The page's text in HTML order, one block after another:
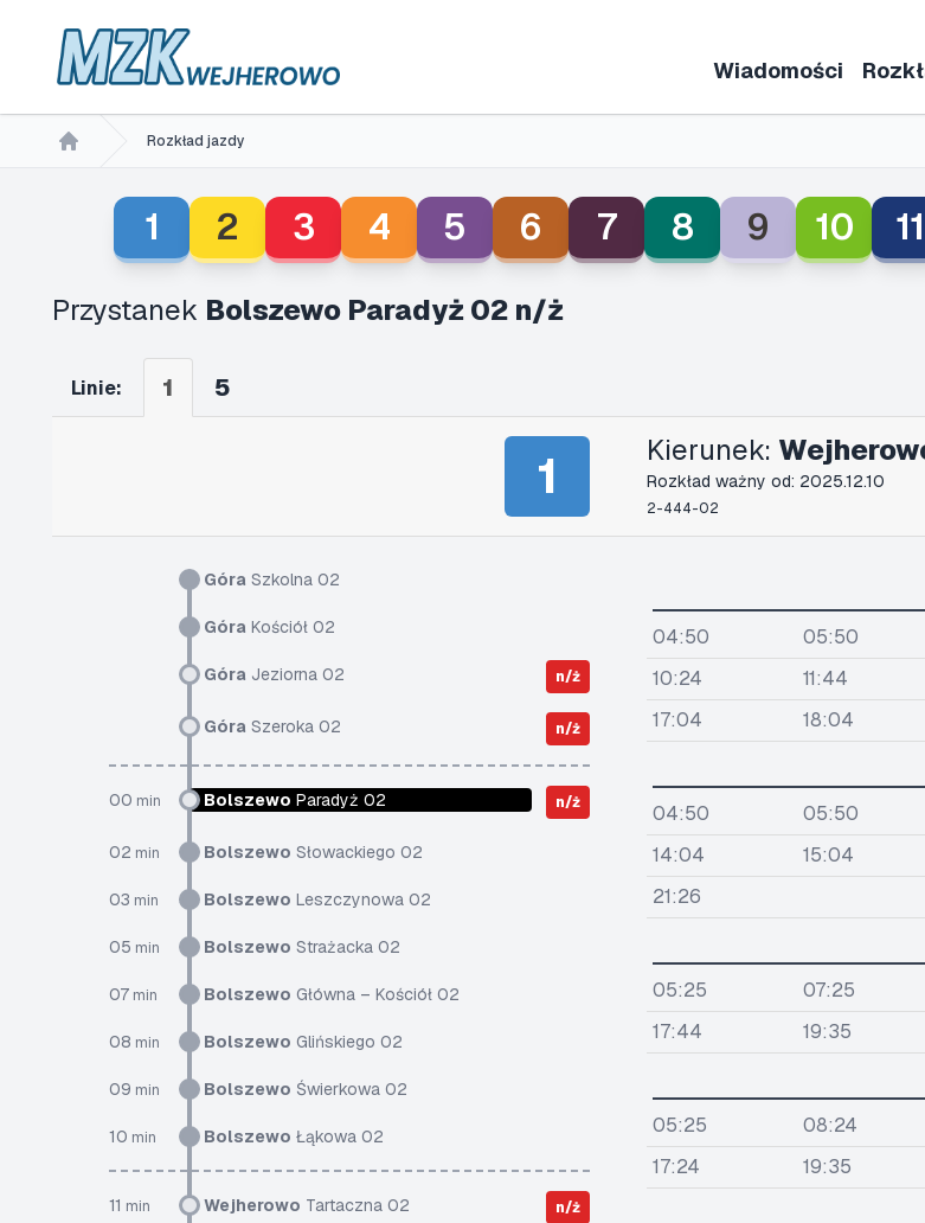
Wiadomości
Rozkład jazdy
1 2 3 4 5 6 7 8 9 10 11
Przystanek Bolszewo Paradyż 02 n/ż
Linie: 1 5
1 Kierunek:
Rozkład ważny od: 2025.12.10
2-444-02
Góra Szkolna 02
Góra Kościół 02
Góra Jeziorna 02 n/ż
Góra Szeroka 02 n/ż
00 min Bolszewo Paradyż 02 n/ż
02 min Bolszewo Słowackiego 02
03 min Bolszewo Leszczynowa 02
05 min Bolszewo Strażacka 02
07 min Bolszewo Główna – Kościół 02
08 min Bolszewo Glińskiego 02
09 min Bolszewo Świerkowa 02
10 min Bolszewo Łąkowa 02
11 min Wejherowo Tartaczna 02 n/ż
04:50 05:50
10:24
11:44
17:04
18:04
04:50 05:50
14:04
15:04
21:26
05:25 07:25
17:44
19:35
05:25 08:24
17:24
19:35